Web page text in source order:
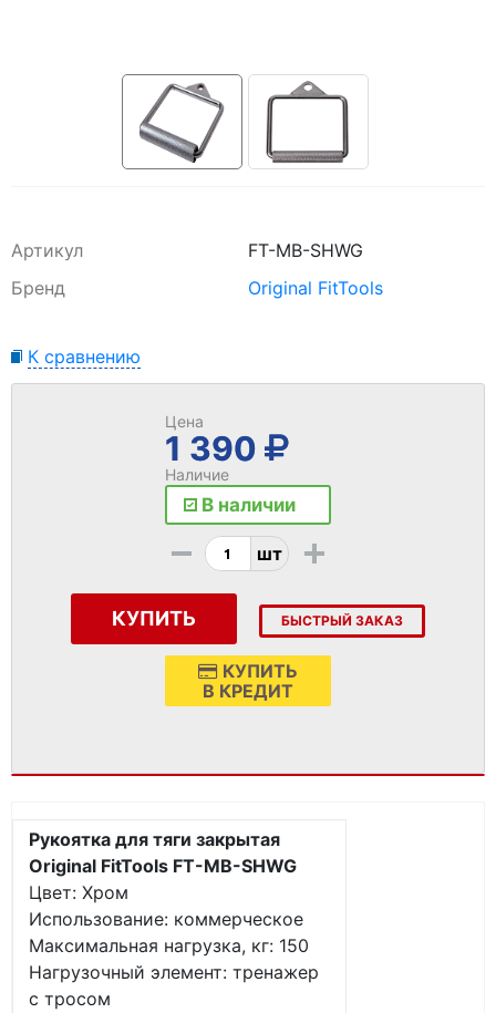
Артикул
FT-MB-SHWG
Бренд
Original FitTools
К сравнению
Цена
1 390
Наличие
В наличии
- шт +
КУПИТЬ БЫСТРЫЙ ЗАКАЗ
КУПИТЬ
В КРЕДИТ
Рукоятка для тяги закрытая
Original FitTools FT-MB-SHWG
Цвет: Хром
Использование: коммерческое
Максимальная нагрузка, кг: 150
Нагрузочный элемент: тренажер
с тросом